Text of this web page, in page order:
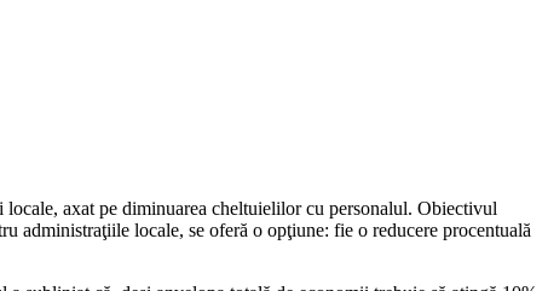
axat pe diminuarea cheltuielilor cu personalul. Obiectivul
administraţiile locale, se oferă o opţiune: fie o reducere procentuală